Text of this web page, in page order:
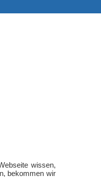
wissen,
bekommen wir